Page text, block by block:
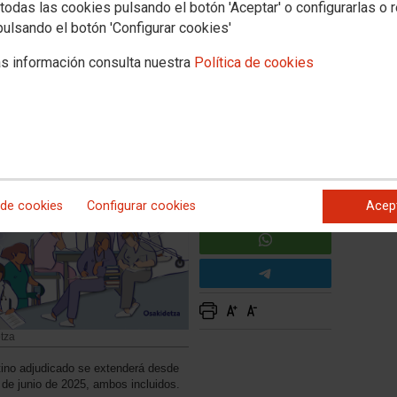
las cookies pulsando el botón 'Aceptar' o configurarlas o
el botón 'Configurar cookies'
información consulta nuestra Política de cookies
cookies Configurar cookies
de nombramiento de
de Osakidetza (IV)
adjudicado se extenderá desde
junio de 2025, ambos incluidos.